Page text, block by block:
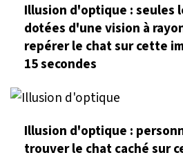
Illusion d'optique : seules
dotées d'une vision à
repérer le chat sur cette
15 secondes
Illusion d'optique :
trouver le chat caché sur